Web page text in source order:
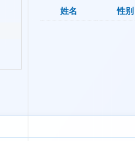
姓名 性别